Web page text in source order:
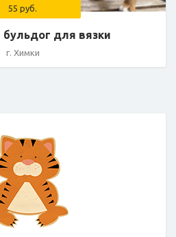
55 руб.
бульдог для вязки
г. Химки